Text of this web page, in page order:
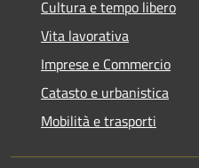
Cultura e tempo libero
Vita lavorativa
Imprese e Commercio
Catasto e urbanistica
Mobilità e trasporti